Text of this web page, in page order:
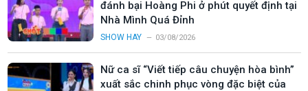
đánh bại Hoàng Phi ở phút quyết định tại
Nhà Mình Quá Đỉnh
SHOW HAY 03/08/2026
Nữ ca sĩ “Viết tiếp câu chuyện hòa bình”
xuất sắc chinh phục vòng đặc biệt của